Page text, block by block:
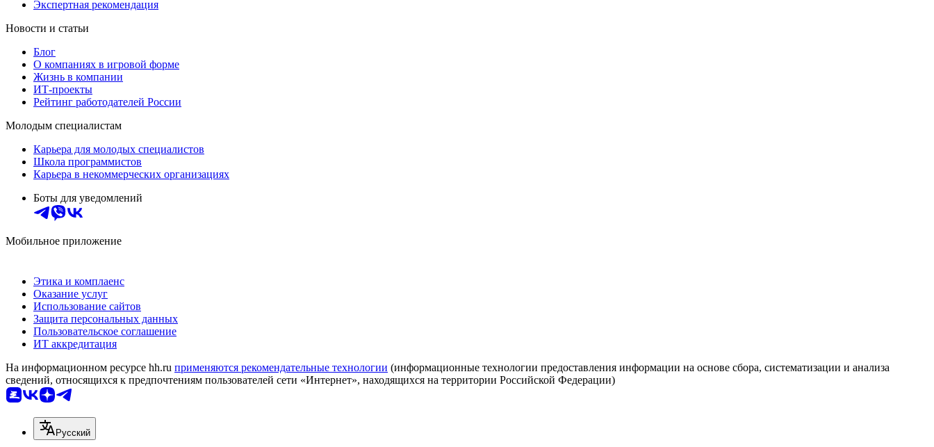
Экспертная рекомендация
Новости и статьи
Блог
О компаниях в игровой форме
Жизнь в компании
ИТ-проекты
Рейтинг работодателей России
Молодым специалистам
Карьера для молодых специалистов
Школа программистов
Карьера в некоммерческих организациях
Боты для уведомлений
Мобильное приложение
Этика и комплаенс
Оказание услуг
Использование сайтов
Защита персональных данных
Пользовательское соглашение
ИТ аккредитация
На информационном ресурсе hh.ru применяются рекомендательные технологии (информационные технологии предоставления информации на основе сбора, систематизации и анализа
сведений, относящихся к предпочтениям пользователей сети «Интернет», находящихся на территории Российской Федерации)
Русский